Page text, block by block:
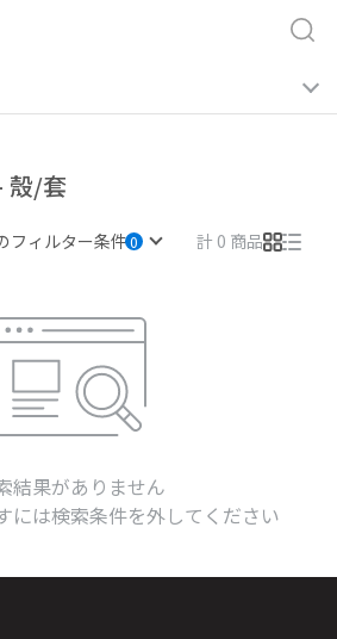
殼/套
フィルター条件 計 0 商品
結果がありません
には検索条件を外してください